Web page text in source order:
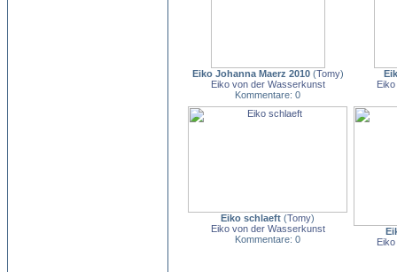
Eiko Johanna Maerz 2010(Tomy)
Eiko von der Wasserkunst
Kommentare: 0
Eiko schlaeft (Tomy)
Eiko von der Wasserkunst
Kommentare: 0